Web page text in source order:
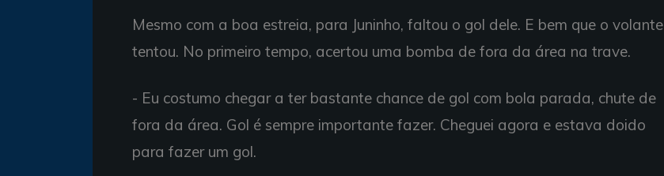
Mesmo com a boa estreia, para Juninho, faltou o gol dele. E bem que o volante
tentou. No primeiro tempo, acertou uma bomba de fora da área na trave.
- Eu costumo chegar a ter bastante chance de gol com bola parada, chute de
fora da área. Gol é sempre importante fazer. Cheguei agora e estava doido
para fazer um gol.